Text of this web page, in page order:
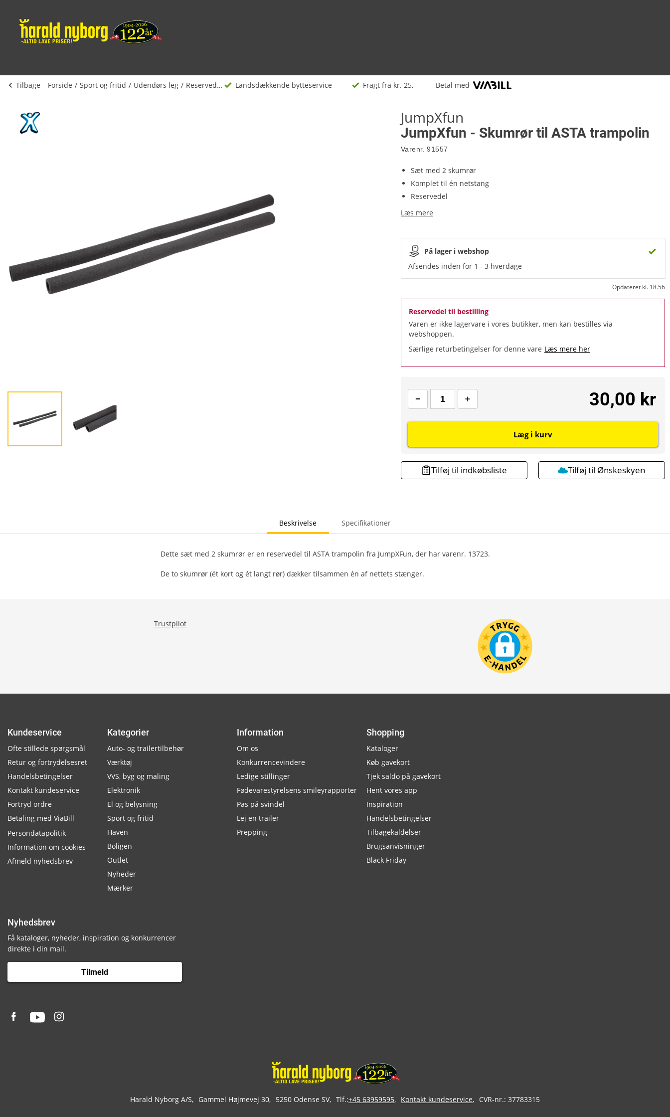
Tilbage Forside Sport og fritid Udendørs leg Reservedele Landsdækkende bytteservice Fragt fra kr. 25,- Betal med
JumpXfun
JumpXfun - Skumrør til ASTA trampolin
Varenr. 91557
Sæt med 2 skumrør
Komplet til én netstang
Reservedel
Læs mere
På lager i webshop
Afsendes inden for 1 - 3 hverdage
Opdateret kl. 18.56
Reservedel til bestilling
Varen er ikke lagervare i vores butikker, men kan bestilles via
webshoppen.
Særlige returbetingelser for denne vare Læs mere her
30,00 kr
Læg i kurv
Tilføj til indkøbsliste Tilføj til Ønskeskyen
Beskrivelse Specifikationer
Dette sæt med 2 skumrør er en reservedel til ASTA trampolin fra JumpXFun, der har varenr. 13723.
De to skumrør (ét kort og ét langt rør) dækker tilsammen én af nettets stænger.
Trustpilot
Kundeservice
Ofte stillede spørgsmål
Retur og fortrydelsesret
Handelsbetingelser
Kontakt kundeservice
Fortryd ordre
Betaling med ViaBill
Persondatapolitik
Information om cookies
Afmeld nyhedsbrev
Kategorier
Auto- og trailertilbehør
Værktøj
VVS, byg og maling
Elektronik
El og belysning
Sport og fritid
Haven
Boligen
Outlet
Nyheder
Mærker
Information
Om os
Konkurrencevindere
Ledige stillinger
Fødevarestyrelsens smileyrapporter
Pas på svindel
Lej en trailer
Prepping
Shopping
Kataloger
Køb gavekort
Tjek saldo på gavekort
Hent vores app
Inspiration
Handelsbetingelser
Tilbagekaldelser
Brugsanvisninger
Black Friday
Nyhedsbrev
Få kataloger, nyheder, inspiration og konkurrencer
direkte i din mail.
Tilmeld
Harald Nyborg A/S Gammel Højmevej 30 5250 Odense SV Tlf.:+45 63959595 Kontakt kundeservice CVR-nr.: 37783315